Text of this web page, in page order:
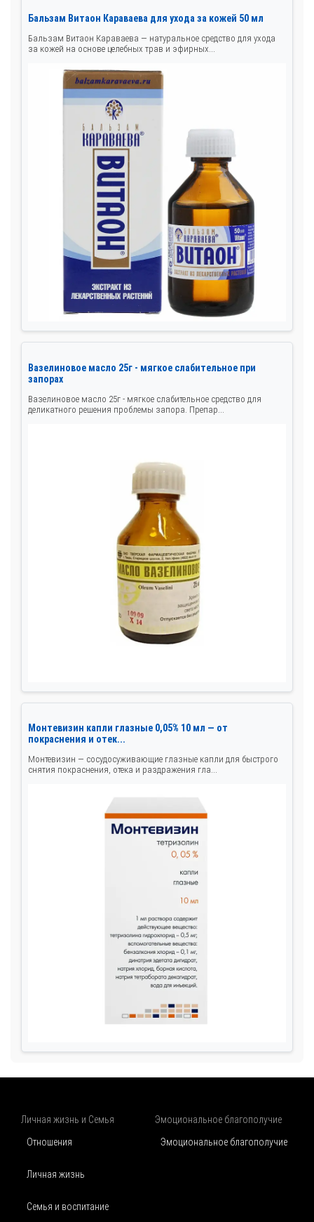
Бальзам Витаон Караваева для ухода за кожей 50 мл
Бальзам Витаон Караваева — натуральное средство для ухода
за кожей на основе целебных трав и эфирных...
Вазелиновое масло 25г - мягкое слабительное при
запорах
Вазелиновое масло 25г - мягкое слабительное средство для
деликатного решения проблемы запора. Препар...
Монтевизин капли глазные 0,05% 10 мл — от
покраснения и отек...
Монтевизин — сосудосуживающие глазные капли для быстрого
снятия покраснения, отека и раздражения гла...
Личная жизнь и Семья
Отношения
Личная жизнь
Семья и воспитание
Эмоциональное благополучие
Эмоциональное благополучие